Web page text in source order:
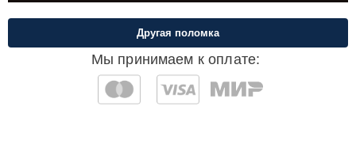
Мы принимаем к оплате:
Другая поломка